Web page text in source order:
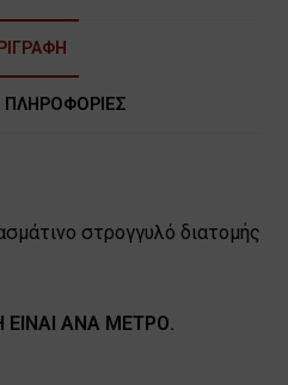
ΠΛΗΡΟΦΟΡΊΕΣ
στρογγυλό διατομής
ΑΝΑ ΜΕΤΡΟ.